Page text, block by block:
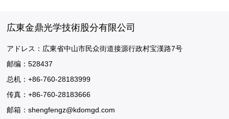
热----加圧成型----冷却用の窒素----成
を取り出し。
接再起動できない状況を回避しま
す。手動モードでは、一時的にモー
のタッチスクリーンにはモールド番
を続行します。現在のモードで処理
広東金鼎光学技術股分有限公司
アドレス：広東省中山市民众街道接源行政村宝漢路7号
邮编：528437
总机：+86-760-28183999
传真：+86-760-28183666
邮箱：shengfengz@kdomgd.com